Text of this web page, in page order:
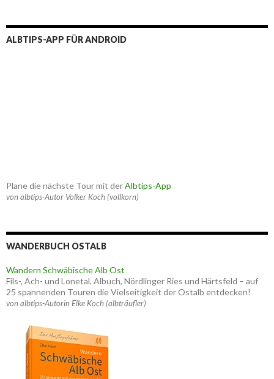
ALBTIPS-APP FÜR ANDROID
Plane die nächste Tour mit derAlbtips-App
von albtips-Autor Volker Koch (vollkorn)
WANDERBUCH OSTALB
Wandern Schwäbische Alb Ost
Fils-, Ach- und Lonetal, Albuch, Nördlinger Ries und Härtsfeld – auf
25 spannenden Touren die Vielseitigkeit der Ostalb entdecken!
von albtips-Autorin Elke Koch (albträufler)